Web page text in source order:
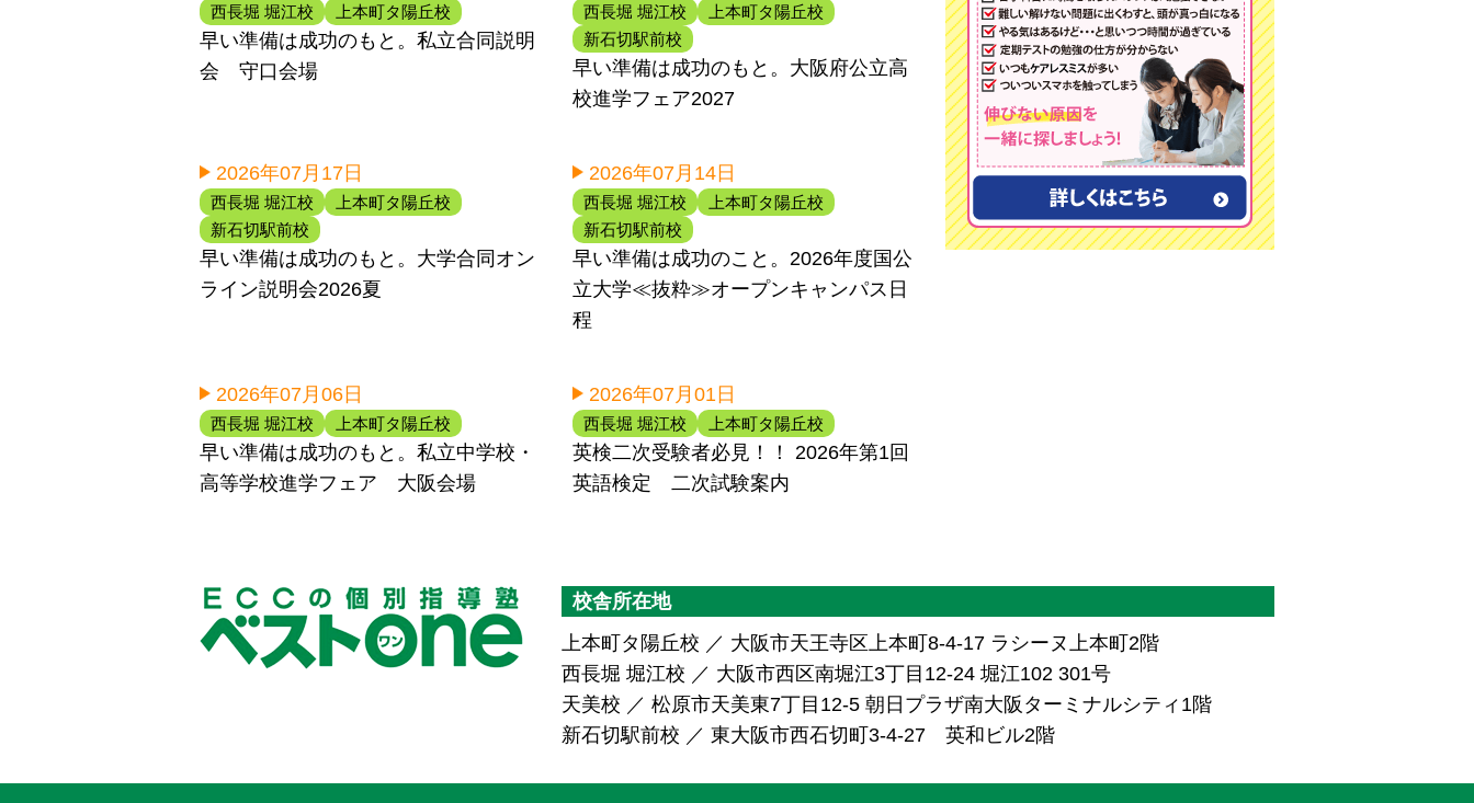
西長堀 堀江校 上本町タ陽丘校
早い準備は成功のもと。私立合同説明
会 守口会場
西長堀 堀江校
上本町タ陽丘校
新石切駅前校
早い準備は成功のもと。大阪府公立高
校進学フェア2027
2026年07月17日
西長堀 堀江校
上本町タ陽丘校
新石切駅前校
早い準備は成功のもと。大学合同オン
ライン説明会2026夏
2026年07月14日
西長堀 堀江校
上本町タ陽丘校
新石切駅前校
早い準備は成功のこと。2026年度国公
立大学≪抜粋≫オープンキャンパス日
程
2026年07月06日
西長堀 堀江校 上本町タ陽丘校
早い準備は成功のもと。私立中学校・
高等学校進学フェア 大阪会場
2026年07月01日
西長堀 堀江校 上本町タ陽丘校
英検二次受験者必見！！ 2026年第1回
英語検定 二次試験案内
校舎所在地
上本町タ陽丘校 ／ 大阪市天王寺区上本町8-4-17 ラシーヌ上本町2階
西長堀 堀江校 ／ 大阪市西区南堀江3丁目12-24 堀江102 301号
天美校 ／ 松原市天美東7丁目12-5 朝日プラザ南大阪ターミナルシティ1階
新石切駅前校 ／ 東大阪市西石切町3-4-27 英和ビル2階